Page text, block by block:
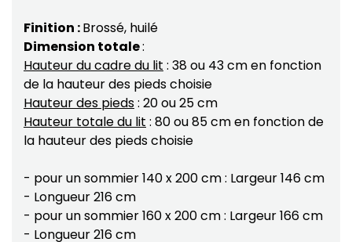
Finition :Brossé, huilé
Dimension totale:
Hauteur du cadre du lit : 38 ou 43 cm en fonction
de la hauteur des pieds choisie
Hauteur des pieds: 20 ou 25 cm
Hauteur totale du lit : 80 ou 85 cm en fonction de
la hauteur des pieds choisie
- pour un sommier 140 x 200 cm : Largeur 146 cm
- Longueur 216 cm
- pour un sommier 160 x 200 cm : Largeur 166 cm
- Longueur 216 cm